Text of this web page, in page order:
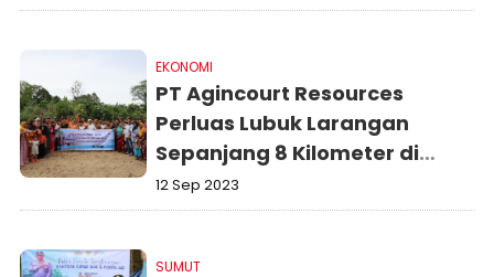
EKONOMI
PT Agincourt Resources
Perluas Lubuk Larangan
Sepanjang 8 Kilometer di
Sungai Aek Garoga
12 Sep 2023
SUMUT